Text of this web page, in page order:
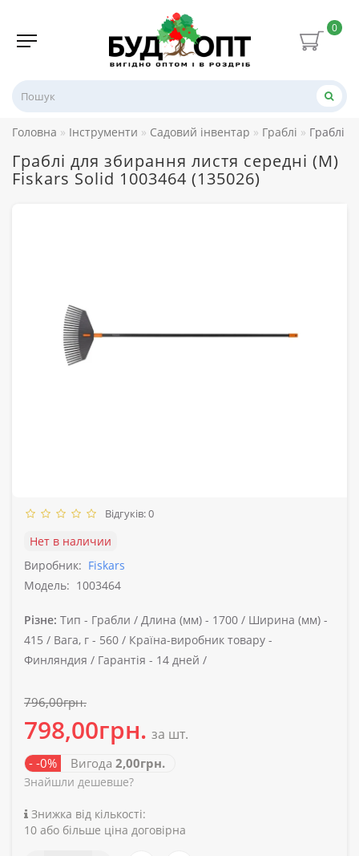
0
Головна Інструменти Садовий інвентар Граблі Граблі
Граблі для збирання листя середні (M)
Fiskars Solid 1003464 (135026)
Відгуків: 0
Нет в наличии
Виробник: Fiskars
Модель: 1003464
Різне: Тип - Грабли / Длина (мм) - 1700 / Ширина (мм) -
415 / Вага, г - 560 / Країна-виробник товару -
Финляндия / Гарантія - 14 дней /
796,00грн.
798,00грн. за шт.
- -0% Вигода 2,00грн.
Знайшли дешевше?
Знижка від кількості:
10 або більше ціна договірна